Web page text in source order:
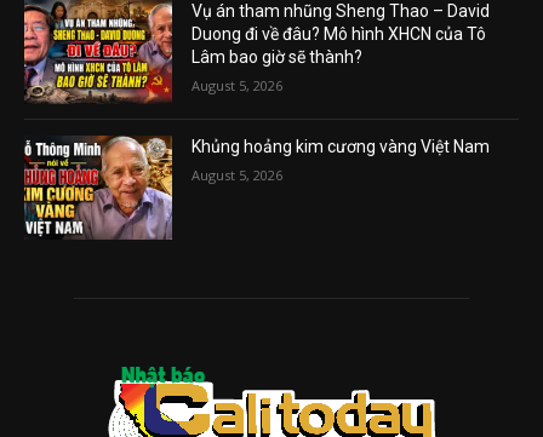
Vụ án tham nhũng Sheng Thao – David
Duong đi về đâu? Mô hình XHCN của Tô
Lâm bao giờ sẽ thành?
August 5, 2026
Khủng hoảng kim cương vàng Việt Nam
August 5, 2026